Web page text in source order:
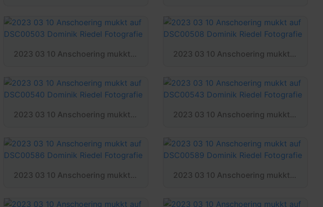
2023 03 10 Anschoering mukkt auf DSC00503 Dominik Riedel Fotografie 2023 03 10 Anschoering mukkt auf DSC00508 Dominik Riedel Fotografie
2023 03 10 Anschoering mukkt auf DSC00540 Dominik Riedel Fotografie 2023 03 10 Anschoering mukkt auf DSC00543 Dominik Riedel Fotografie
2023 03 10 Anschoering mukkt auf DSC00586 Dominik Riedel Fotografie 2023 03 10 Anschoering mukkt auf DSC00589 Dominik Riedel Fotografie